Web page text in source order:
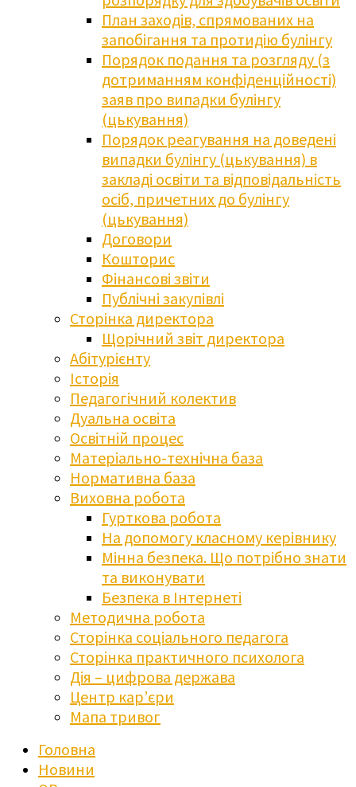
План заходів, спрямованих на
запобігання та протидію булінгу
Порядок подання та розгляду (з
дотриманням конфіденційності)
заяв про випадки булінгу
(цькування)
Порядок реагування на доведені
випадки булінгу (цькування) в
закладі освіти та відповідальність
осіб, причетних до булінгу
(цькування)
Договори
Кошторис
Фінансові звіти
Публічні закупівлі
Сторінка директора
Щорічний звіт директора
Абітурієнту
Історія
Педагогічний колектив
Дуальна освіта
Освітній процес
Матеріально-технічна база
Нормативна база
Виховна робота
Гурткова робота
На допомогу класному керівнику
Мінна безпека. Що потрібно знати
та виконувати
Безпека в Інтернеті
Методична робота
Сторінка соціального педагога
Сторінка практичного психолога
Дія – цифрова держава
Центр кар’єри
Мапа тривог
Головна
Новини